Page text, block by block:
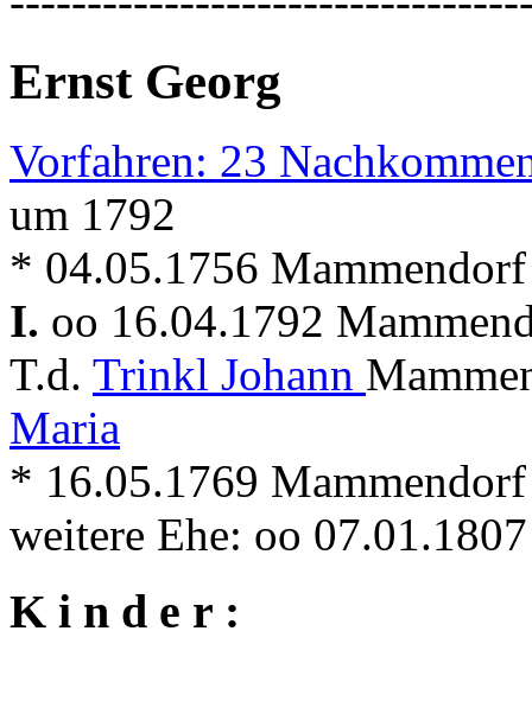
Ernst Georg
Vorfahren: 23
um 1792
* 04.05.1756
I. oo 16.04.1792
T.d. Trinkl Johann
Maria
* 16.05.1769
weitere Ehe: oo
K i n d e r :